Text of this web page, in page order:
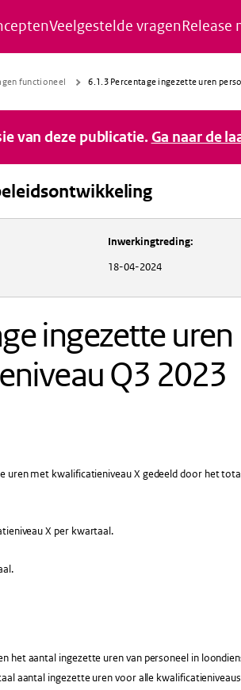
de inhoud gaan
de navigatie gaan
de footer gaanVeelgestelde vragenRelease
functioneel 6.1.3 Percentage ingezette uren
van deze publicatie. Ga naar de
en Inwerkingtreding:
18-04-2024
ingezette
Q3 2023
uren met kwalificatieniveau X gedeeld door het
X per kwartaal.
het aantal ingezette uren van personeel in
aantal ingezette uren voor alle